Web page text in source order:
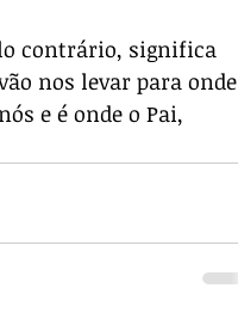
contrário, significa
nos levar para onde
e é onde o Pai,